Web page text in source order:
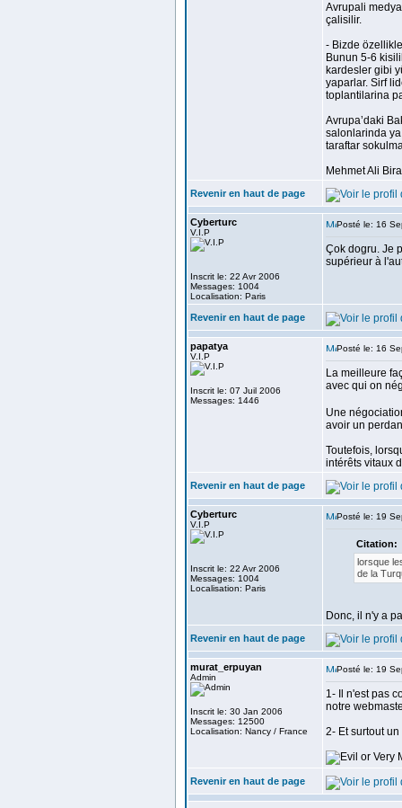
Avrupali
çalisilir.
- Bizde
Bunun 5-6
kardesler gibi
yaparlar. Sirf
toplantilarina
Avrupa’daki
salonlarinda
taraftar
Mehmet Ali
Revenir en haut de page
Cyberturc
V.I.P
Inscrit le: 22 Avr 2006
Messages: 1004
Localisation: Paris
Posté le: 16
Çok dogru. Je
supérieur à
Revenir en haut de page
papatya
V.I.P
Inscrit le: 07 Juil 2006
Messages: 1446
Posté le: 16
La meilleure
avec qui on
Une
avoir un
Toutefois,
intérêts vitaux
Revenir en haut de page
Cyberturc
V.I.P
Inscrit le: 22 Avr 2006
Messages: 1004
Localisation: Paris
Posté le: 19
Citation:
lorsque
de la
Donc, il n'y a
Revenir en haut de page
murat_erpuyan
Admin
Inscrit le: 30 Jan 2006
Messages: 12500
Localisation: Nancy / France
Posté le: 19
1- Il n'est pas
notre
2- Et surtout
Revenir en haut de page